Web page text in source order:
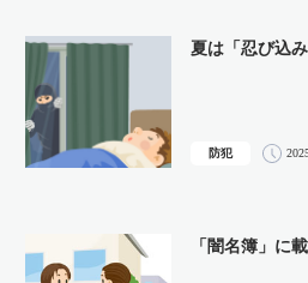
防犯
夏は「忍び込
「闇名簿」に